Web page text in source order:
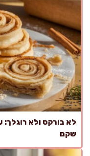
לא בורקס ולא רוגלך:
שקם